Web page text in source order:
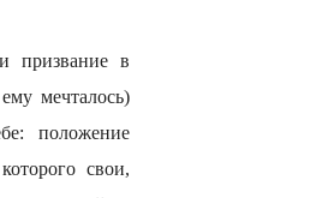
призвание в
мечталось)
положение
свои,